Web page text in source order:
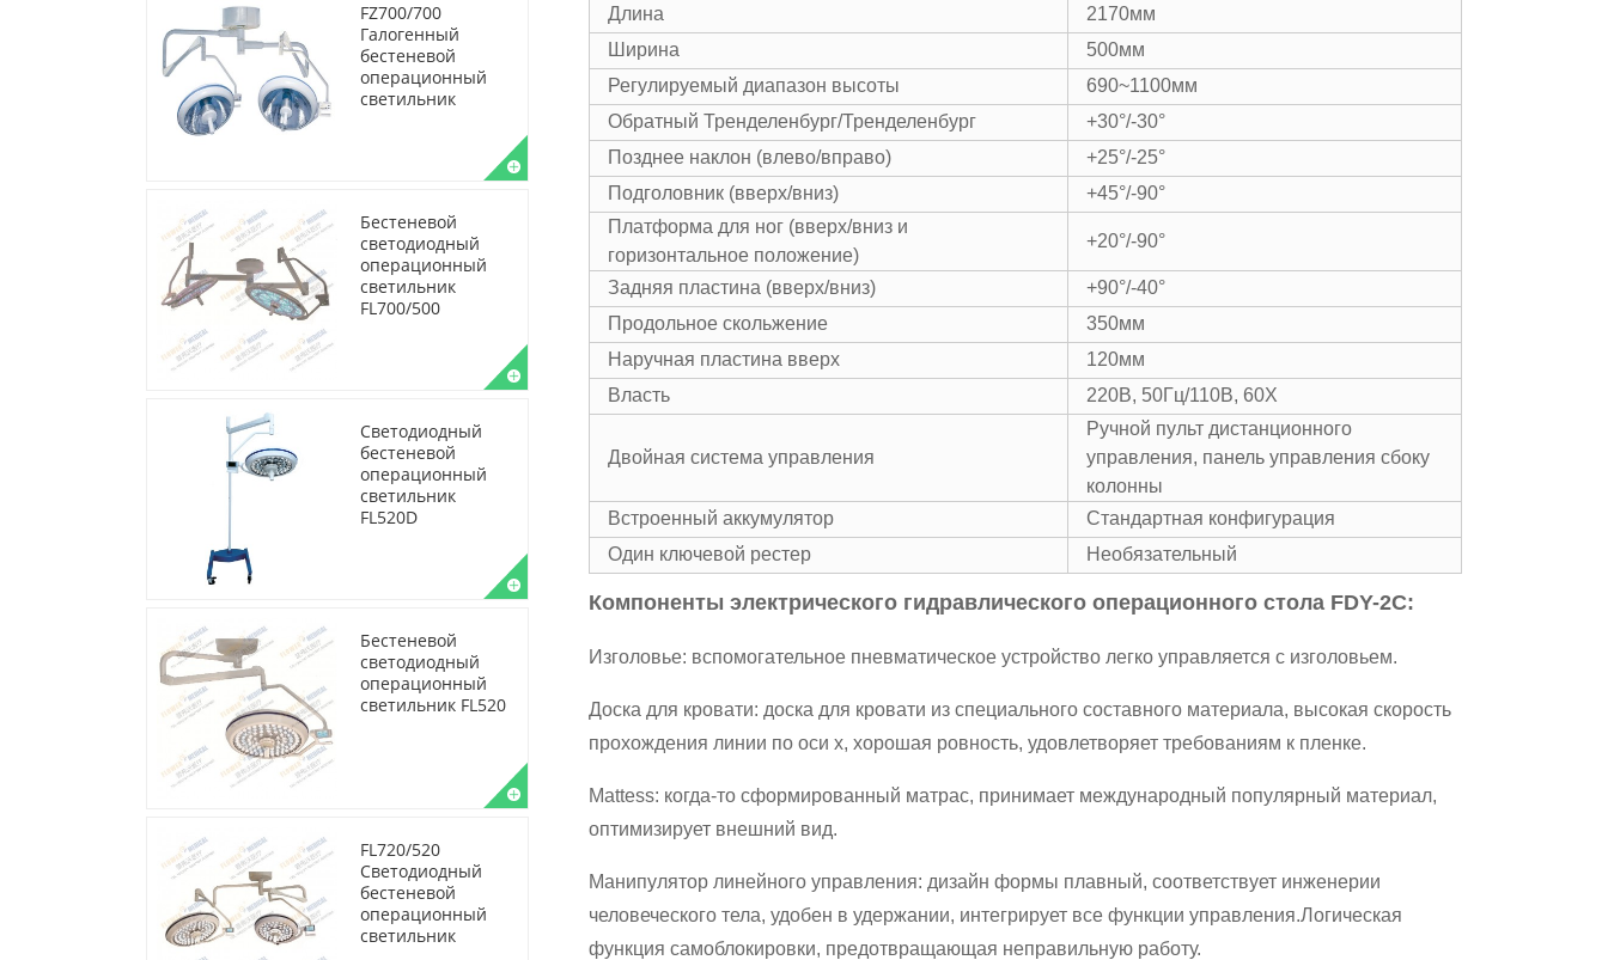
FZ700/700
Галогенный
бестеневой
операционный
светильник
Бестеневой
светодиодный
операционный
светильник
FL700/500
Светодиодный
бестеневой
операционный
светильник
FL520D
Бестеневой
светодиодный
операционный
светильник FL520
FL720/520
Светодиодный
бестеневой
операционный
светильник
Длина
2170мм
Ширина
500мм
Регулируемый диапазон высоты
690~1100мм
Обратный Тренделенбург/Тренделенбург
+30°/-30°
Позднее наклон (влево/вправо)
+25°/-25°
Подголовник (вверх/вниз)
+45°/-90°
Платформа для ног (вверх/вниз и
горизонтальное положение)
+20°/-90°
Задняя пластина (вверх/вниз)
+90°/-40°
Продольное скольжение
350мм
Наручная пластина вверх
120мм
Власть
220В, 50Гц/110В, 60Х
Двойная система управления
Ручной пульт дистанционного
управления, панель управления сбоку
колонны
Встроенный аккумулятор
Стандартная конфигурация
Один ключевой рестер
Необязательный
Компоненты электрического гидравлического операционного стола FDY-2C:
Изголовье: вспомогательное пневматическое устройство легко управляется с изголовьем.
Доска для кровати: доска для кровати из специального составного материала, высокая скорость
прохождения линии по оси x, хорошая ровность, удовлетворяет требованиям к пленке.
Mattess: когда-то сформированный матрас, принимает международный популярный материал,
оптимизирует внешний вид.
Манипулятор линейного управления: дизайн формы плавный, соответствует инженерии
человеческого тела, удобен в удержании, интегрирует все функции управления.Логическая
функция самоблокировки, предотвращающая неправильную работу.